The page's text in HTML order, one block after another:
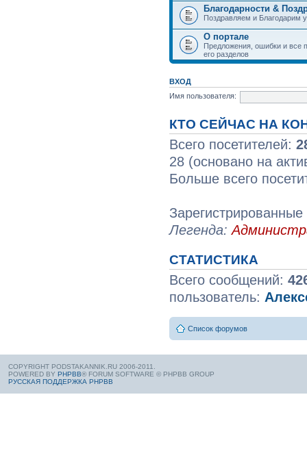
Благодарности &
Поздравляем и Благодарим
О портале
Предложения, ошибки и все
его разделов
ВХОД
Имя пользователя:
КТО СЕЙЧАС НА
Всего посетителей:
28 (основано на
Больше всего
Легенда:
СТАТИСТИКА
Всего сообщений:
пользователь:
Список форумов
COPYRIGHT PODSTAKANNIK.RU 2006-2011.
POWERED BY PHPBB® FORUM SOFTWARE © PHPBB GROUP
РУССКАЯ ПОДДЕРЖКА PHPBB